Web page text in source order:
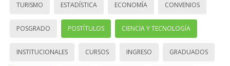
TURISMO ESTADÍSTICA ECONOMÍA CONVENIOS
POSGRADO POSTÍTULOS CIENCIA Y TECNOLOGÍA
INSTITUCIONALES CURSOS INGRESO GRADUADOS